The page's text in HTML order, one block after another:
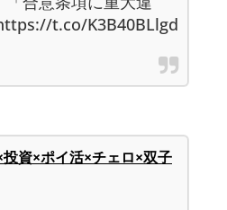
t.co/K3B40BLlgd
資×ポイ活×チェロ×双子